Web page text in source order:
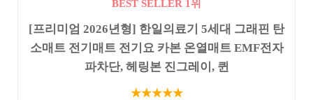
BEST SELLER 1위
[프리미엄 2026년형] 한일의료기 5세대 그래핀 탄
소매트 전기매트 전기요 카본 온열매트 EMF전자
파차단, 헤링본 진그레이, 퀸
★★★★★